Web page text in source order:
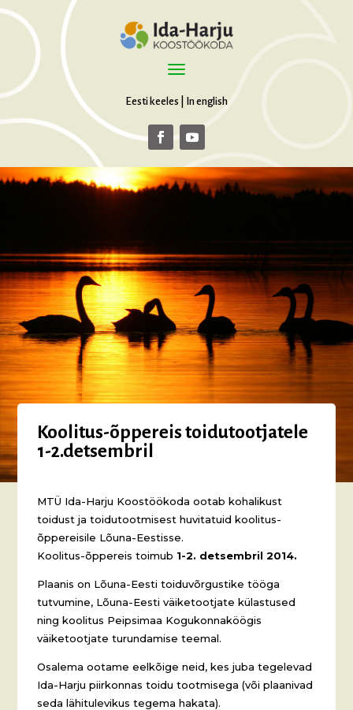
Eesti keeles In english
Koolitus-õppereis toidutootjatele
1-2.detsembril
MTÜ Ida-Harju Koostöökoda ootab kohalikust
toidust ja toidutootmisest huvitatuid koolitus-
õppereisile Lõuna-Eestisse.
Koolitus-õppereis toimub 1-2. detsembril 2014.
Plaanis on Lõuna-Eesti toiduvõrgustike tööga
tutvumine, Lõuna-Eesti väiketootjate külastused
ning koolitus Peipsimaa Kogukonnaköögis
väiketootjate turundamise teemal.
Osalema ootame eelkõige neid, kes juba tegelevad
Ida-Harju piirkonnas toidu tootmisega (või plaanivad
seda lähitulevikus tegema hakata).